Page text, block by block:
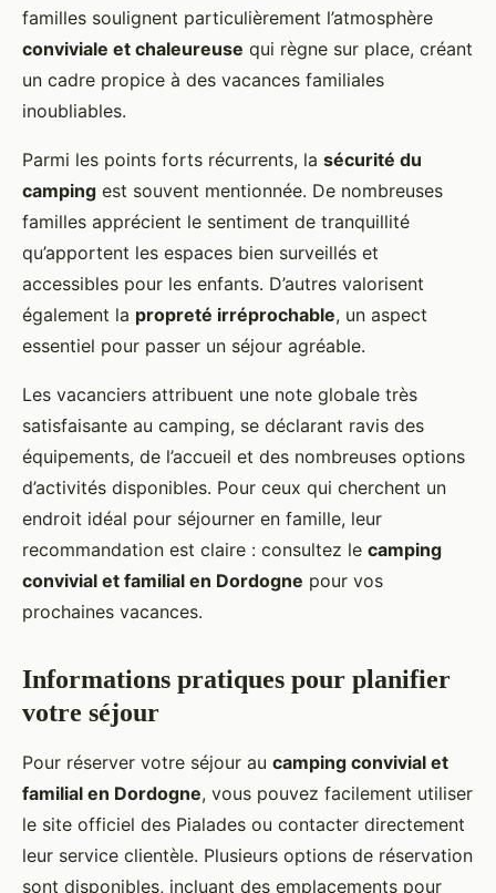
familles soulignent particulièrement l’atmosphère
conviviale et chaleureuse qui règne sur place, créant
un cadre propice à des vacances familiales
inoubliables.
Parmi les points forts récurrents, la sécurité du
camping est souvent mentionnée. De nombreuses
familles apprécient le sentiment de tranquillité
qu’apportent les espaces bien surveillés et
accessibles pour les enfants. D’autres valorisent
également la propreté irréprochable, un aspect
essentiel pour passer un séjour agréable.
Les vacanciers attribuent une note globale très
satisfaisante au camping, se déclarant ravis des
équipements, de l’accueil et des nombreuses options
d’activités disponibles. Pour ceux qui cherchent un
endroit idéal pour séjourner en famille, leur
recommandation est claire : consultez le camping
convivial et familial en Dordogne pour vos
prochaines vacances.
Informations pratiques pour planifier
votre séjour
Pour réserver votre séjour au camping convivial et
familial en Dordogne, vous pouvez facilement utiliser
le site officiel des Pialades ou contacter directement
leur service clientèle. Plusieurs options de réservation
sont disponibles, incluant des emplacements pour